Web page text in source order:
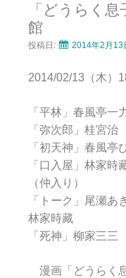
ン
ツ
へ
キ
プ
「どうらく
館
投稿日: 2014年2月13
2014/02/13（木
「平林」春風亭一
「弥次郎」桂宮治
「初天神」春風
「口入屋」林家時
（仲入り）
「トーク」尾瀬あ
林家時藏
「死神」柳家三三
漫画「どうらく